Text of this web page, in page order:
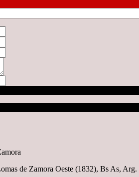
de Zamora Oeste (1832), Bs As, Arg.